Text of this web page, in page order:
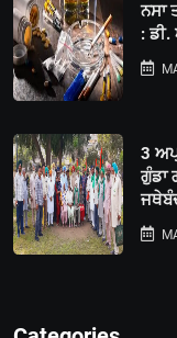
ਨਸਾ
:
3
ਗੁੰਡਾ